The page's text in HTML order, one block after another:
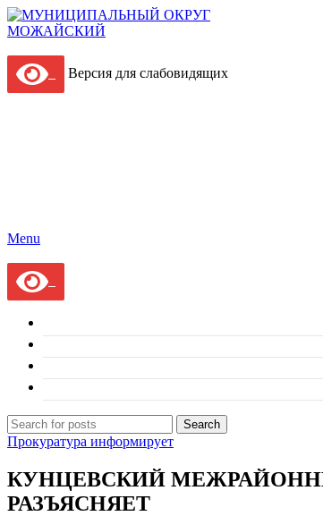
Версия для слабовидящих
Menu
Search
Прокуратура информирует
КУНЦЕВСКИЙ
РАЗЪЯСНЯЕТ